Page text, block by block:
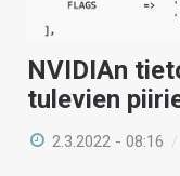
NVIDIAn
tulevien
2.3.2022 - 08:16